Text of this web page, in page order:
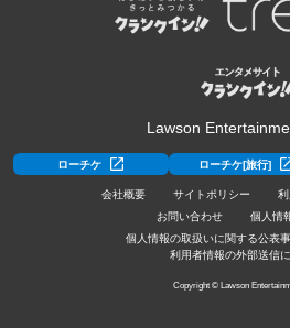
Lawson
ローチケ ローチケ[旅行]
会社概要 サイトポリシー
お問い合わせ
個人情
個人情報の取扱いに関する公表
利用者情報の外部送信
Copyright © Lawson